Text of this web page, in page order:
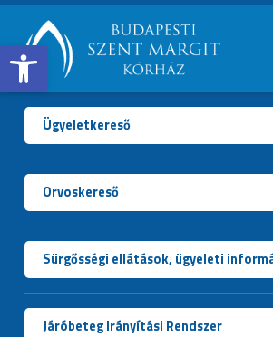
Open toolbar
BUDAPESTI
SZENT
MARGIT
KÓRHÁZ
Ügyeletkereső
Orvoskereső
Sürgősségi ellátások, ügyeleti
Járóbeteg Irányítási Rendszer